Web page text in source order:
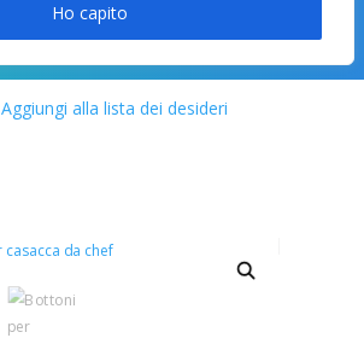
Ho capito
Aggiungi alla lista dei desideri